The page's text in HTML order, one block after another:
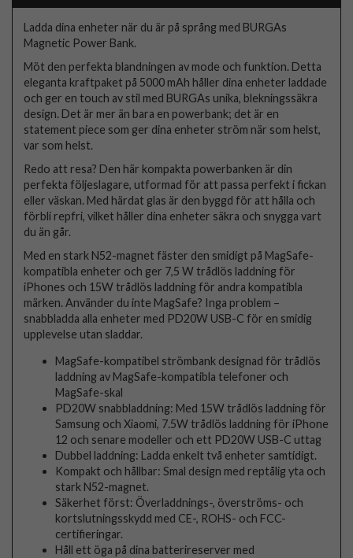
Ladda dina enheter när du är på språng med BURGAs
Magnetic Power Bank.
Möt den perfekta blandningen av mode och funktion. Detta
eleganta kraftpaket på 5000 mAh håller dina enheter laddade
och ger en touch av stil med BURGAs unika, blekningssäkra
design. Det är mer än bara en powerbank; det är en
statement piece som ger dina enheter ström när som helst,
var som helst.
Redo att resa? Den här kompakta powerbanken är din
perfekta följeslagare, utformad för att passa perfekt i fickan
eller väskan. Med härdat glas är den byggd för att hålla och
förbli repfri, vilket håller dina enheter säkra och snygga vart
du än går.
Med en stark N52-magnet fäster den smidigt på MagSafe-
kompatibla enheter och ger 7,5 W trådlös laddning för
iPhones och 15W trådlös laddning för andra kompatibla
märken. Använder du inte MagSafe? Inga problem –
snabbladda alla enheter med PD20W USB-C för en smidig
upplevelse utan sladdar.
MagSafe-kompatibel strömbank designad för trådlös
laddning av MagSafe-kompatibla telefoner och
MagSafe-skal
PD20W snabbladdning: Med 15W trådlös laddning för
Samsung och Xiaomi, 7.5W trådlös laddning för iPhone
12 och senare modeller och ett PD20W USB-C uttag
Dubbel laddning: Ladda enkelt två enheter samtidigt.
Kompakt och hållbar: Smal design med reptålig yta och
stark N52-magnet.
Säkerhet först: Överladdnings-, överströms- och
kortslutningsskydd med CE-, ROHS- och FCC-
certifieringar.
Håll ett öga på dina batterireserver med